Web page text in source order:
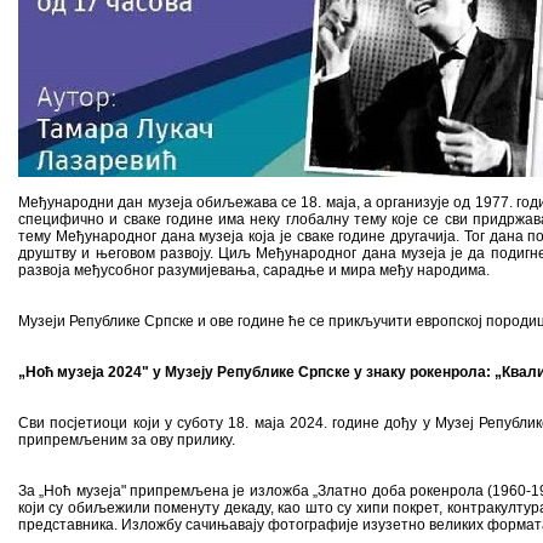
Међународни дан музеја обиљежава се 18. маја, а организује од 1977.
специфично и сваке године има неку глобалну тему које се сви
тему Међународног дана музеја која је сваке године другачија. Тог
друштву и његовом развоју. Циљ Међународног дана музеја је да
развоја међусобног разумијевања, сарадње и мира међу народима.
Музеји Републике Српске и ове године ће се прикључити европској
„Ноћ музеја 2024" у Музеју Републике Српске у знаку рокенрола:
Сви посјетиоци који у суботу 18. маја 2024. године дођу у Музеј
припремљеним за ову прилику.
За „Ноћ музеја" припремљена је изложба „Златно доба рокенрола
који су обиљежили поменуту декаду, као што су хипи покрет,
представника. Изложбу сачињавају фотографије изузетно великих